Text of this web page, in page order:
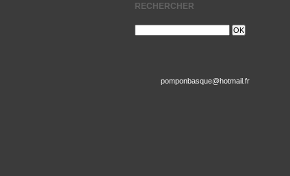
RECHERCHER
pomponbasque@hotmail.fr